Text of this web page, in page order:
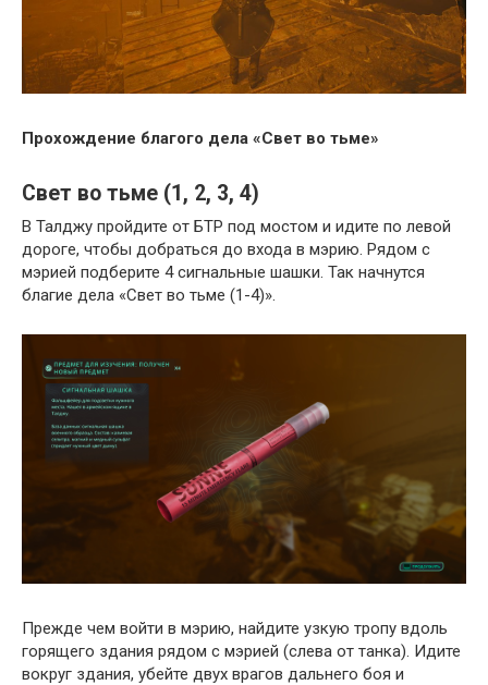
Прохождение благого дела «Свет во тьме»
Свет во тьме (1, 2, 3, 4)
В Талджу пройдите от БТР под мостом и идите по левой
дороге, чтобы добраться до входа в мэрию. Рядом с
мэрией подберите 4 сигнальные шашки. Так начнутся
благие дела «Свет во тьме (1-4)».
Прежде чем войти в мэрию, найдите узкую тропу вдоль
горящего здания рядом с мэрией (слева от танка). Идите
вокруг здания, убейте двух врагов дальнего боя и